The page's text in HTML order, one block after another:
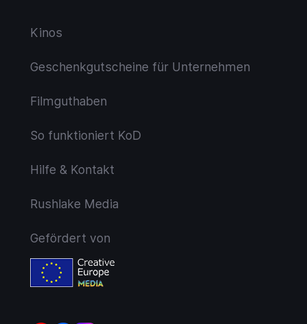
Kinos
Geschenkgutscheine für Unternehmen
Filmguthaben
So funktioniert KoD
Hilfe & Kontakt
Rushlake Media
Gefördert von